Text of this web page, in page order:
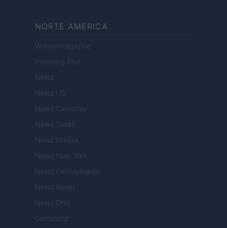
NORTE AMERICA
Womanmagazine
Investing Plus
Newz
Newz US
Newz California
Newz Texas
Newz Florida
Newz New York
Newz Pennsylvania
Newz Illinois
Newz Ohio
Gameland